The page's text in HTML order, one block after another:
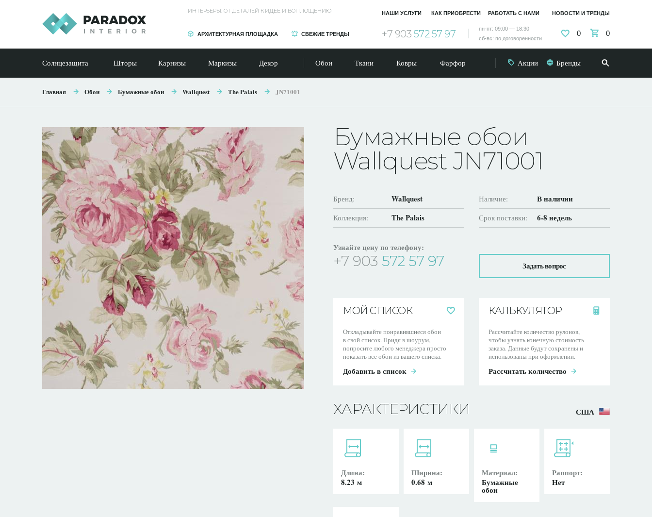
ИНТЕРЬЕРЫ: ОТ ДЕТАЛЕЙ К ИДЕЕ И ВОПЛОЩЕНИЮ
АРХИТЕКТУРНАЯ ПЛОЩАДКА СВЕЖИЕ ТРЕНДЫ +7 903 572 57 97
пн-пт: 09:00 — 18:30
сб-вс: по договоренности
НАШИ УСЛУГИ КАК ПРИОБРЕСТИ РАБОТАТЬ С НАМИ НОВОСТИ И ТРЕНДЫ
0 0
Солнцезащита Шторы Карнизы Маркизы Декор Обои Ткани Ковры Фарфор Акции Бренды
Главная Обои Бумажные обои Wallquest The Palais JN71001
Бумажные обои
Wallquest JN71001
Бренд: Wallquest
Коллекция: The Palais
Наличие: В наличии
Срок поставки: 6-8 недель
Узнайте цену по телефону:
+7 903 572 57 97 Задать вопрос
МОЙ СПИСОК
Откладывайте понравившиеся обои
в свой список. Придя в шоурум,
попросите любого менеджера просто
показать все обои из вашего списка.
Добавить в список
КАЛЬКУЛЯТОР
Рассчитайте количество рулонов,
чтобы узнать конечную стоимость
заказа. Данные будут сохранены и
использованы при оформлении.
Рассчитать количество
ХАРАКТЕРИСТИКИ США
Длина:
8.23 м
Ширина:
0.68 м
Материал:
Бумажные
обои
Раппорт:
Нет